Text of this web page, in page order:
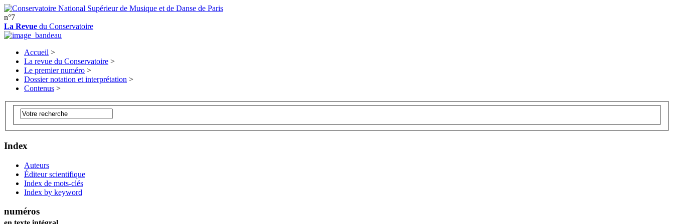
n°7
La Revue du Conservatoire
Accueil >
La revue du Conservatoire >
Le premier numéro >
Dossier notation et interprétation >
Contenus >
Index
Auteurs
Éditeur scientifique
Index de mots-clés
Index by keyword
numéros